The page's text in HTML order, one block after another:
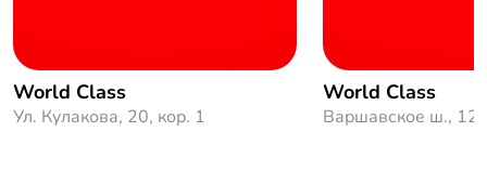
World Class
Ул. Кулакова, 20, кор. 1
World Class
Варшавское ш.,